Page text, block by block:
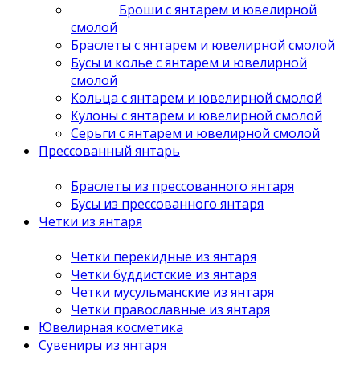
Броши с янтарем и ювелирной
смолой
Браслеты с янтарем и ювелирной смолой
Бусы и колье с янтарем и ювелирной
смолой
Кольца с янтарем и ювелирной смолой
Кулоны с янтарем и ювелирной смолой
Серьги с янтарем и ювелирной смолой
Прессованный янтарь
Браслеты из прессованного янтаря
Бусы из прессованного янтаря
Четки из янтаря
Четки перекидные из янтаря
Четки буддистские из янтаря
Четки мусульманские из янтаря
Четки православные из янтаря
Ювелирная косметика
Сувениры из янтаря